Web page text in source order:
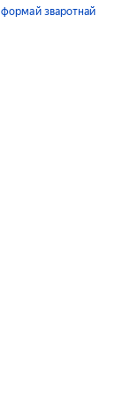
формай зваротнай